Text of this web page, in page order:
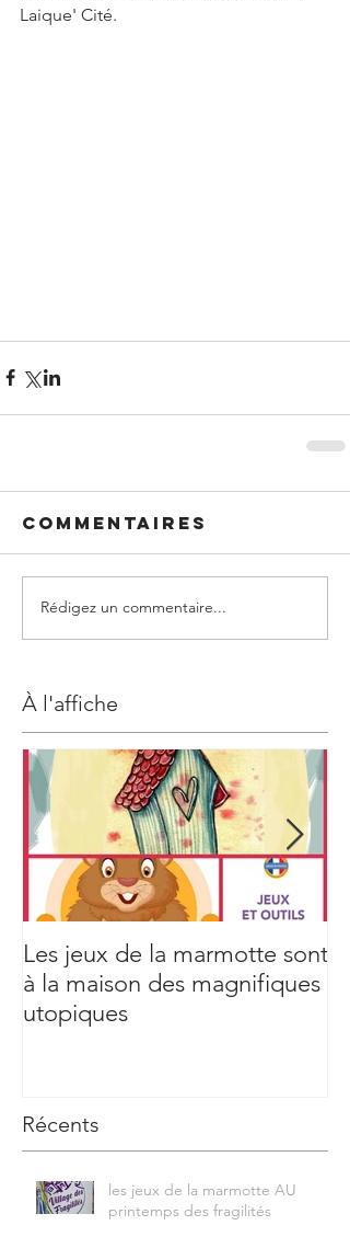
Laique' Cité.
Commentaires
Rédigez un commentaire...
À l'affiche
Les jeux de la marmotte sont
à la maison des magnifiques
utopiques
Récents
les jeux de la marmotte AU
printemps des fragilités